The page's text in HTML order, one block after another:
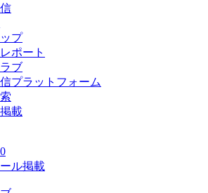
プ
ポート
ブ
プラットフォーム
載
ル掲載